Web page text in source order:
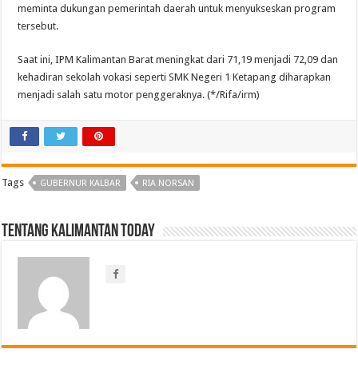
meminta dukungan pemerintah daerah untuk menyukseskan program
tersebut.
Saat ini, IPM Kalimantan Barat meningkat dari 71,19 menjadi 72,09 dan
kehadiran sekolah vokasi seperti SMK Negeri 1 Ketapang diharapkan
menjadi salah satu motor penggeraknya. (*/Rifa/irm)
Tags GUBERNUR KALBAR RIA NORSAN
Tentang Kalimantan Today